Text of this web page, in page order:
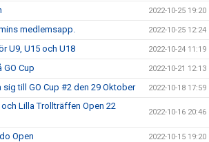
2022-10-25 19:20
medlemsapp. 2022-10-25 12:24
U9, U15 och U18 2022-10-24 11:19
Cup 2022-10-21 12:13
till GO Cup #2 den 29 Oktober 2022-10-18 17:59
Lilla Trollträffen Open 22
2022-10-16 20:46
Open 2022-10-15 19:20